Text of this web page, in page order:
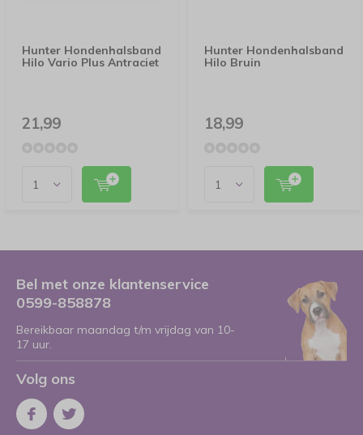
Hunter Hondenhalsband
Hilo Vario Plus Antraciet
21,99
Hunter Hondenhalsband
Hilo Bruin
18,99
Bel met onze klantenservice
0599-858878
Bereikbaar maandag t/m vrijdag van 10-
17 uur.
Volg ons